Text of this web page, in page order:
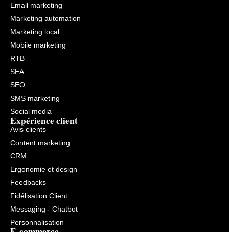
Email marketing
Marketing automation
Marketing local
Mobile marketing
RTB
SEA
SEO
SMS marketing
Social media
Expérience client
Avis clients
Content marketing
CRM
Ergonomie et design
Feedbacks
Fidélisation Client
Messaging - Chatbot
Personnalisation